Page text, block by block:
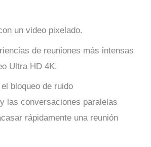
un video pixelado.
de reuniones más intensas
Ultra HD 4K.
bloqueo de ruido
las conversaciones paralelas
rápidamente una reunión